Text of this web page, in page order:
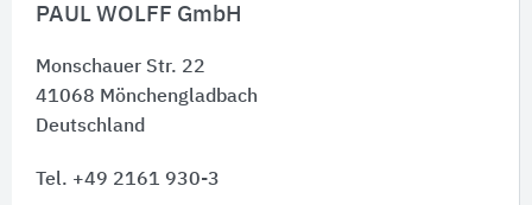
PAUL WOLFF GmbH
Monschauer Str. 22
41068 Mönchengladbach
Deutschland
Tel. +49 2161 930-3